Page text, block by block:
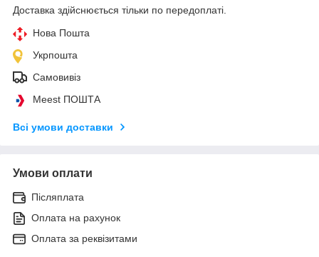
Доставка здійснюється тільки по передоплаті.
Нова Пошта
Укрпошта
Самовивіз
Meest ПОШТА
Всі умови доставки
Умови оплати
Післяплата
Оплата на рахунок
Оплата за реквізитами